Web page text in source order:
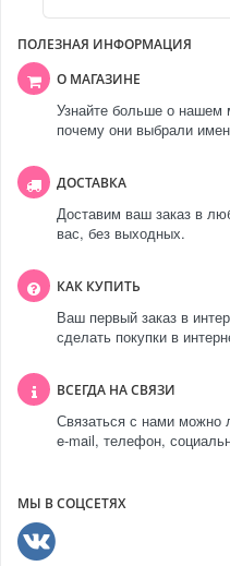
ПОЛЕЗНАЯ ИНФОРМАЦИЯ
О МАГАЗИНЕ
Узнайте больше о нашем
почему они выбрали
ДОСТАВКА
Доставим ваш заказ в
вас, без выходных.
КАК КУПИТЬ
Ваш первый заказ в
сделать покупки в
ВСЕГДА НА СВЯЗИ
Связаться с нами
e-mail, телефон,
МЫ В СОЦСЕТЯХ